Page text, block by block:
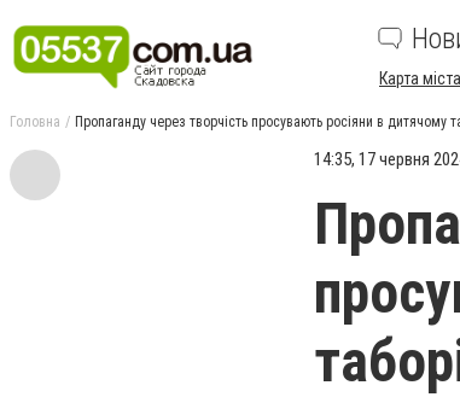
Карта міста
Головна Пропаганду через творчість просувають росіяни в дитячому
14:35, 17 червня